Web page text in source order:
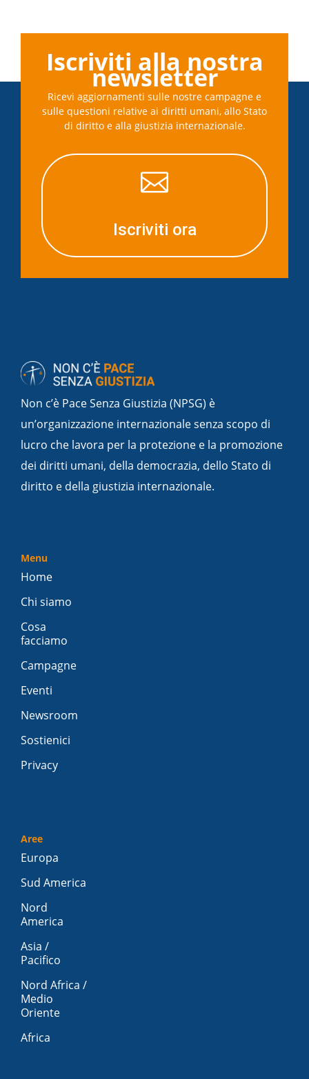
Iscriviti alla nostra
newsletter
Ricevi aggiornamenti sulle nostre campagne e
sulle questioni relative ai diritti umani, allo Stato
di diritto e alla giustizia internazionale.

Iscriviti ora
Non c’è Pace Senza Giustizia (NPSG) è
un’organizzazione internazionale senza scopo di
lucro che lavora per la protezione e la promozione
dei diritti umani, della democrazia, dello Stato di
diritto e della giustizia internazionale.
Menu
Home
Chi siamo
Cosa
facciamo
Campagne
Eventi
Newsroom
Sostienici
Privacy
Aree
Europa
Sud America
Nord
America
Asia /
Pacifico
Nord Africa /
Medio
Oriente
Africa